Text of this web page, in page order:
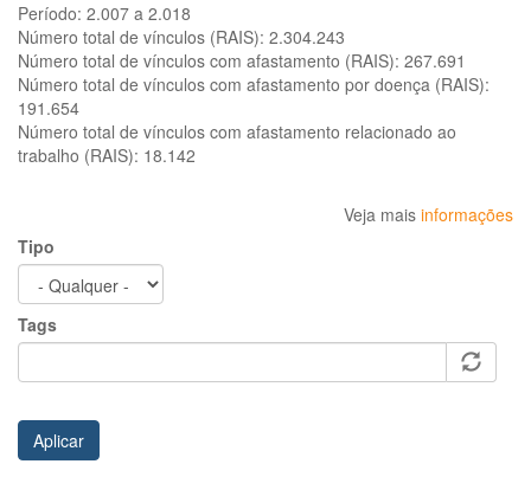
Período: 2.007 a 2.018
Número total de vínculos (RAIS): 2.304.243
Número total de vínculos com afastamento (RAIS): 267.691
Número total de vínculos com afastamento por doença (RAIS):
191.654
Número total de vínculos com afastamento relacionado ao
trabalho (RAIS): 18.142
Veja mais informações
Tipo
Tags
Aplicar